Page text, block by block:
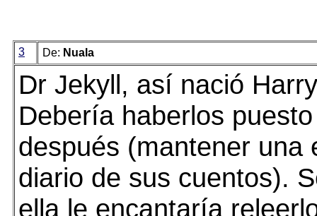
3 De: Nuala
Dr Jekyll, así nació
Debería haberlos
después (mantener una
diario de sus cuentos).
ella le encantaría